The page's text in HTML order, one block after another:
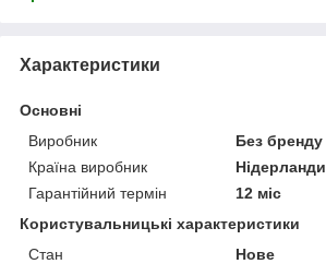
Характеристики
Основні
Виробник
Без бренду
Країна виробник
Нідерланди
Гарантійний термін
12 міс
Користувальницькі характеристики
Стан
Нове